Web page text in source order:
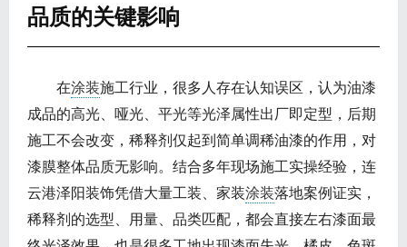
品质的关键影响
在涂装施工行业，很多人存在认知误区，认为油漆
成品的高光、哑光、平光等光泽属性出厂即定型，后期
施工不会改变，稀释剂仅起到简单调稀油漆的作用，对
漆膜整体品质无影响。结合多年现场施工实操经验，连
云港泽阳装饰凭借大量工装、家装涂装落地案例证实，
稀释剂的选型、用量、品类匹配，都会直接左右漆面最